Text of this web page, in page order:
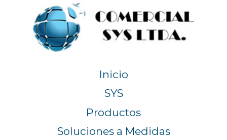
Inicio
SYS
Productos
Soluciones a Medidas